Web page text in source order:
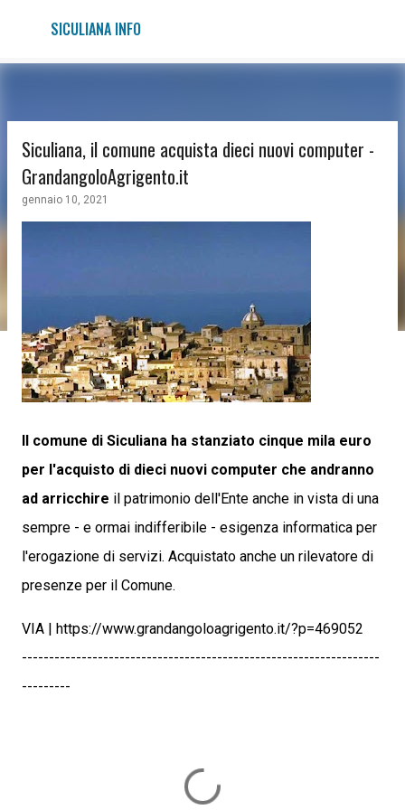
Passa ai contenuti principali
SICULIANA INFO
Siculiana, il comune acquista dieci nuovi computer -
GrandangoloAgrigento.it
gennaio 10, 2021
Il comune di Siculiana ha stanziato cinque mila euro
per l'acquisto di dieci nuovi computer che andranno
ad arricchire il patrimonio dell'Ente anche in vista di una
sempre - e ormai indifferibile - esigenza informatica per
l'erogazione di servizi. Acquistato anche un rilevatore di
presenze per il Comune.
VIA | https://www.grandangoloagrigento.it/?p=469052
------------------------------------------------------------------
---------